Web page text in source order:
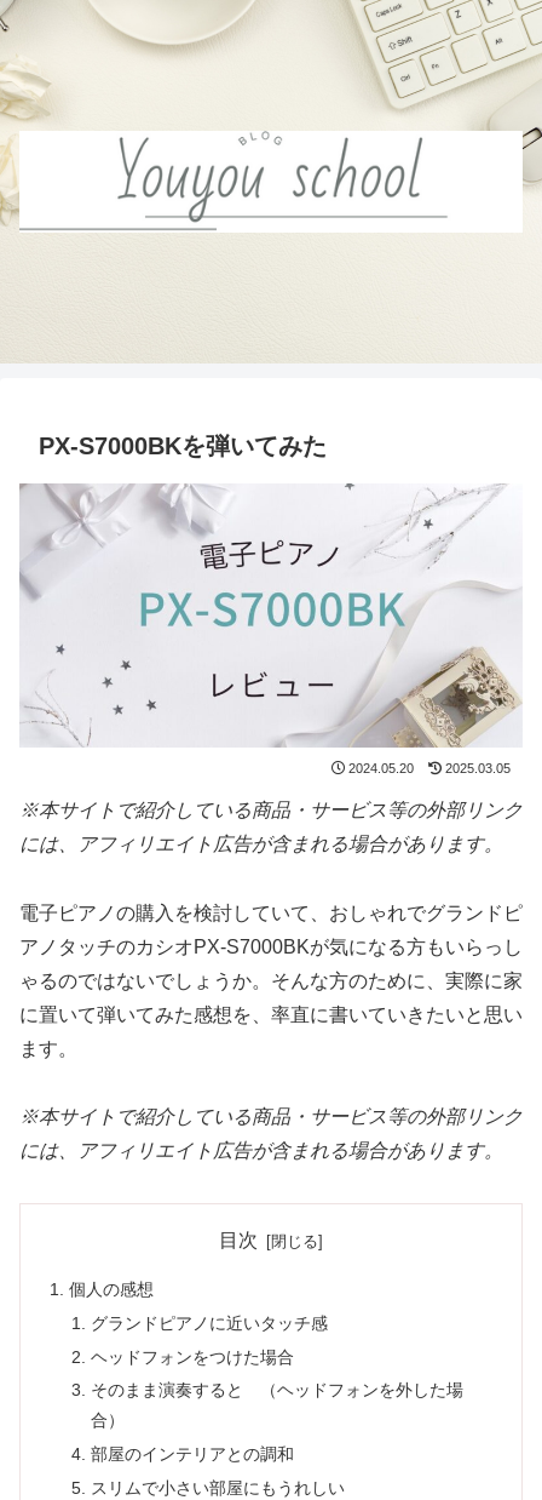
PX-S7000BKを弾いてみた
2024.05.20 2025.03.05
※本サイトで紹介している商品・サービス等の外部リンク
には、アフィリエイト広告が含まれる場合があります。
電子ピアノの購入を検討していて、おしゃれでグランドピ
アノタッチのカシオPX-S7000BKが気になる方もいらっし
ゃるのではないでしょうか。そんな方のために、実際に家
に置いて弾いてみた感想を、率直に書いていきたいと思い
ます。
※本サイトで紹介している商品・サービス等の外部リンク
には、アフィリエイト広告が含まれる場合があります。
目次
個人の感想
グランドピアノに近いタッチ感
ヘッドフォンをつけた場合
そのまま演奏すると （ヘッドフォンを外した場
合）
部屋のインテリアとの調和
スリムで小さい部屋にもうれしい